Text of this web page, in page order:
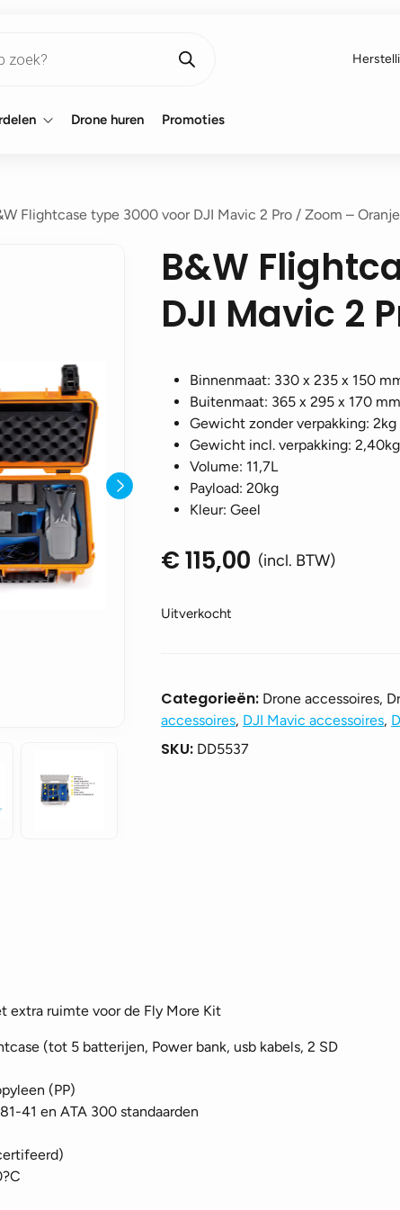
Drone huren Promoties
Flightcase type 3000 voor DJI Mavic 2 Pro / Zoom – Oranje
B&W
DJI Mavic 2
Binnenmaat: 330 x 235 x 150
Buitenmaat: 365 x 295 x 170 mm
Gewicht zonder verpakking: 2kg
Gewicht incl. verpakking: 2,40kg
Volume: 11,7L
Payload: 20kg
Kleur: Geel
€115,00 (incl. BTW)
Uitverkocht
Categorieën: Drone accessoires,
accessoires, DJI Mavic accessoires,
SKU: DD5537
extra ruimte voor de Fly More Kit
(tot 5 batterijen, Power bank, usb kabels, 2 SD
(PP)
41 en ATA 300 standaarden